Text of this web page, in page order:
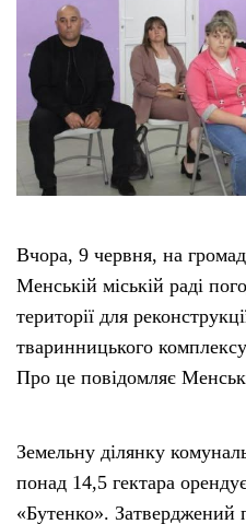
Вчора, 9 червня, на
Менській міській раді
території для
тваринницького
Про це повідомляє
Земельну ділянку
понад 14,5 гектара
«Бутенко». Затверджений